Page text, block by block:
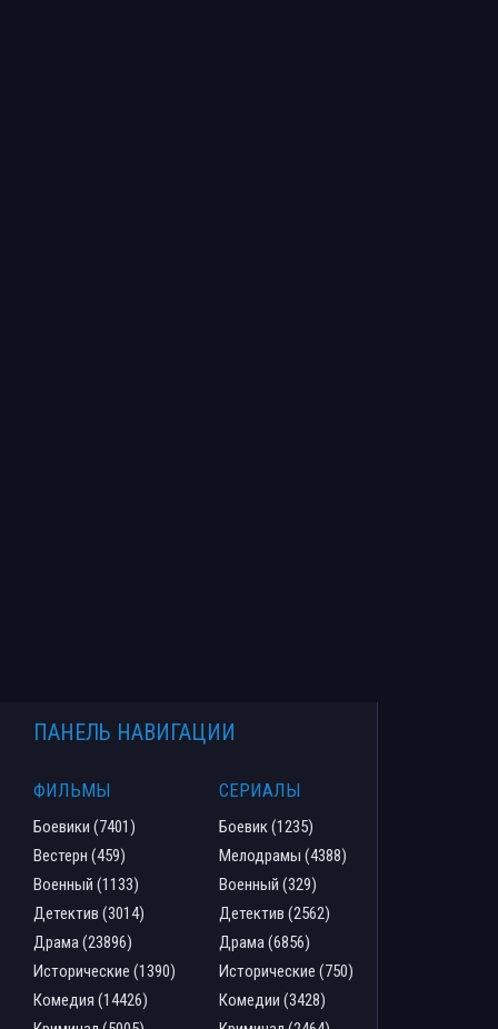
ПАНЕЛЬ НАВИГАЦИИ
ФИЛЬМЫ
Боевики (7401)
Вестерн (459)
Военный (1133)
Детектив (3014)
Драма (23896)
Исторические (1390)
Комедия (14426)
СЕРИАЛЫ
Боевик (1235)
Мелодрамы (4388)
Военный (329)
Детектив (2562)
Драма (6856)
Исторические (750)
Комедии (3428)